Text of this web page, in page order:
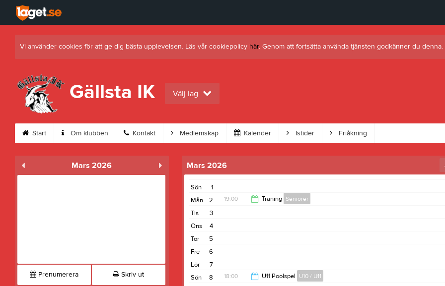
Vi använder cookies för att ge dig bästa upplevelsen. Läs vår cookiepolicy här. Genom att fortsätta använda tjänsten godkänner du denna.
Gällsta IK Välj lag
Start Om klubben Kontakt Medlemskap Kalender Istider Friåkning
Mars 2026
Prenumerera Skriv ut
Mars 2026
1
Sön
2
Mån 19:00 Träning Seniorer
3
Tis
4
Ons
5
Tor
6
Fre
7
Lör
8
Sön 18:00 U11 Poolspel U10 / U11